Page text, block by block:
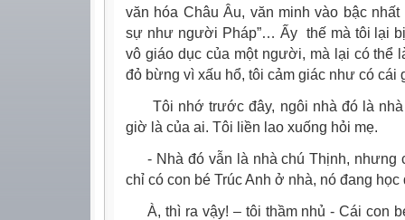
văn hóa Châu Âu, văn minh vào bậc
sự như người Pháp”… Ấy thế mà tôi lại
vô giáo dục của một người, mà lại có thể
đỏ bừng vì xấu hổ, tôi cảm giác như có
Tôi nhớ trước đây, ngôi nhà đó là nhà
giờ là của ai. Tôi liền lao xuống hỏi mẹ.
- Nhà đó vẫn là nhà chú Thịnh, nhưng
chỉ có con bé Trúc Anh ở nhà, nó đang
À, thì ra vậy! – tôi thầm nhủ - Cái con